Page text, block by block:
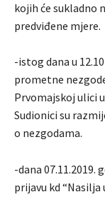
kojih će sukladno
predviđene mjere.
-istog dana u
prometne
Prvomajskoj ulici
Sudionici su
o nezgodama.
-dana 07.11.2019.
prijavu kd “Nasilja